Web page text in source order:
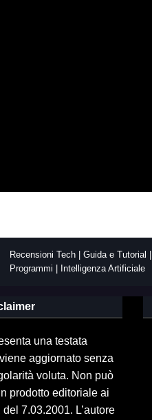
Recensioni Tech | Guida e Tutorial |
Programmi | Intelligenza Artificiale
una testata
aggiornato senza
voluta. Non può
prodotto editoriale ai
7.03.2001. L’autore